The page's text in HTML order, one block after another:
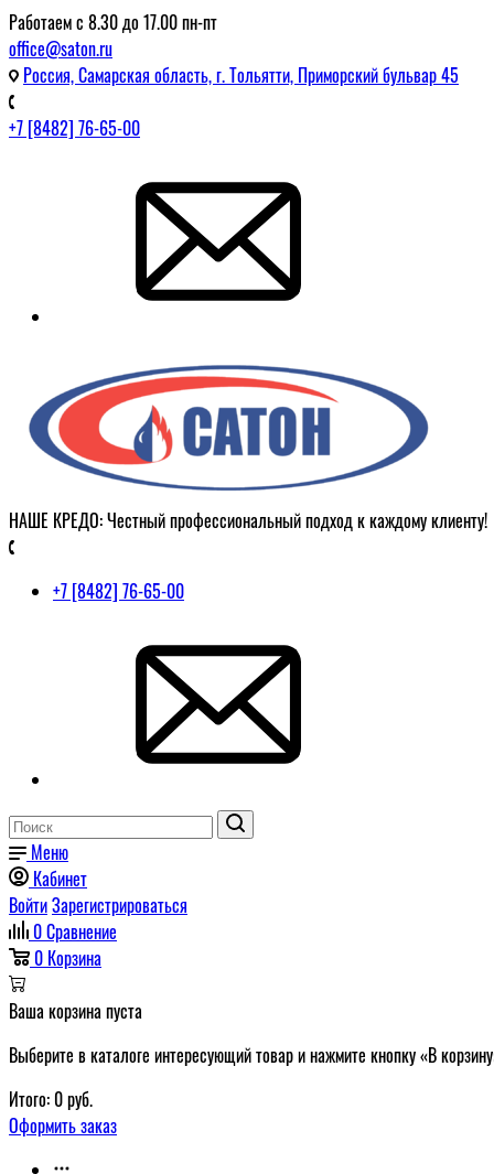
Работаем с 8.30 до 17.00 пн-пт
office@saton.ru
Россия, Самарская область, г. Тольятти, Приморский бульвар 45
+7 [8482] 76-65-00
НАШЕ КРЕДО: Честный профессиональный подход к каждому клиенту!
+7 [8482] 76-65-00
Меню
Кабинет
ВойтиЗарегистрироваться
0Сравнение
0 Корзина
Ваша корзина пуста
Выберите в каталоге интересующий товар и нажмите кнопку «В
Итого: 0руб.
Оформить заказ